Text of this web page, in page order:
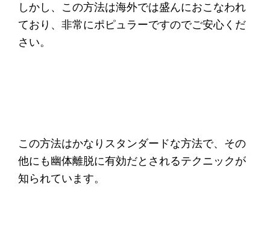
しかし、この方法は海外では盛んにおこなわれ
ており、非常にポピュラーですのでご安心くだ
さい。
この方法はかなりスタンダードな方法で、その
他にも幽体離脱に有効だとされるテクニックが
知られています。